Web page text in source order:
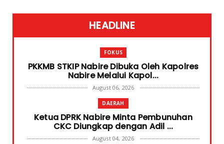
HEADLINE
FOKUS
PKKMB STKIP Nabire Dibuka Oleh Kapolres
Nabire Melalui Kapol...
August 06, 2026
DAERAH
Ketua DPRK Nabire Minta Pembunuhan
CKC Diungkap dengan Adil ...
August 04, 2026